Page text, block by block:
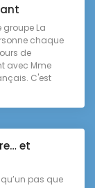
La
chaque
de
avec Mme
C'est
et
pas que